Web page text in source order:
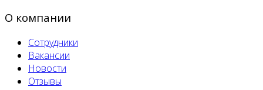
О компании
Сотрудники
Вакансии
Новости
Отзывы